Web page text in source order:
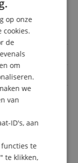
MHz
SPANISH
op onze
cookies.
de
om
we
van
ID's, aan
te
te klikken,